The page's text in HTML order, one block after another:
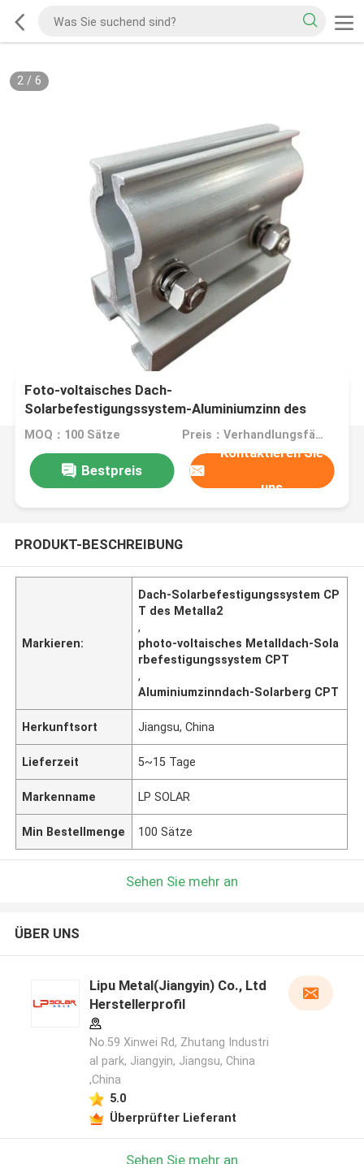
2/ 6
Foto-voltaisches Dach-
Solarbefestigungssystem-Aluminiumzinn des
Metalla2
MOQ：100 Sätze Preis：Verhandlungsfähig
Bestpreis
Kontaktieren Sie
uns
PRODUKT-BESCHREIBUNG
Markieren:
Dach-Solarbefestigungssystem CP
T des Metalla2
,
photo-voltaisches Metalldach-Sola
rbefestigungssystem CPT
,
Aluminiumzinndach-Solarberg CPT
Herkunftsort Jiangsu, China
Lieferzeit 5~15 Tage
Markenname LP SOLAR
Min Bestellmenge 100 Sätze
Sehen Sie mehr an
ÜBER UNS
Lipu Metal(Jiangyin) Co., Ltd
Herstellerprofil
No.59 Xinwei Rd, Zhutang Industri
al park, Jiangyin, Jiangsu, China
,China
5.0
Überprüfter Lieferant
Sehen Sie mehr an